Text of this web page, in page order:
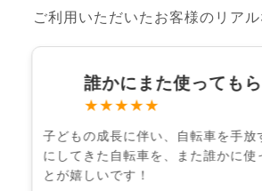
ご利用いただいたお客様のリアル
誰かにまた使ってもら
★★★★★
子どもの成長に伴い、自転車を手放
にしてきた自転車を、また誰かに使
とが嬉しいです！